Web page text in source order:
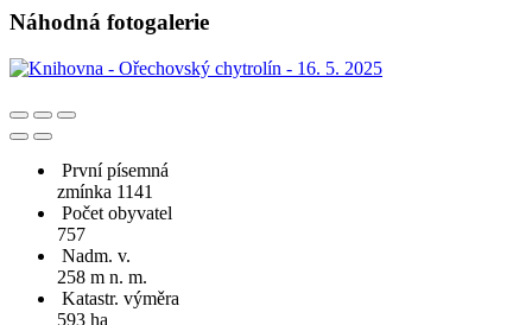
Náhodná fotogalerie
První písemná
zmínka 1141
Počet obyvatel
757
Nadm. v.
258 m n. m.
Katastr. výměra
593 ha